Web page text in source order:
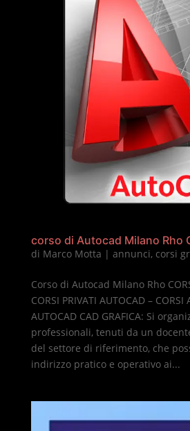
corso di Autocad Milano Rho
di Marco Motta | annunci, corsi
Corso di Autocad Milano Rho
CORSI PRIVATI AUTOCAD – CORSI
AUTOCAD CAD GRAFICA: Si
professionali, tenuti da un
del settore di riferimento, che
indirizzo pratico e operativo ai...